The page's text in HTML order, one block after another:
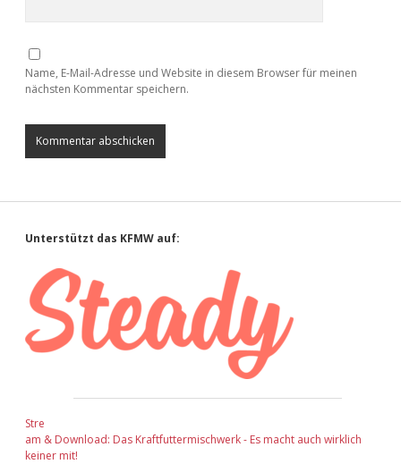
Name, E-Mail-Adresse und Website in diesem Browser für meinen
nächsten Kommentar speichern.
Sidebar
Unterstützt das KFMW auf:
Stre
am & Download: Das Kraftfuttermischwerk - Es macht auch wirklich
keiner mit!